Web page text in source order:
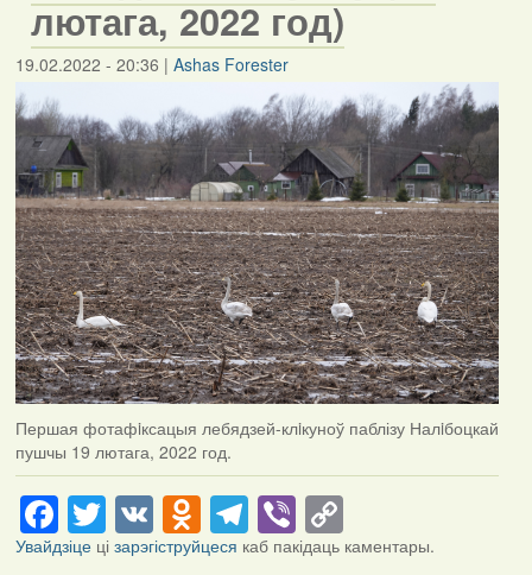
лютага, 2022 год)
19.02.2022 - 20:36 | Ashas Forester
Першая фотафiксацыя лебядзей-клiкуноў паблізу Налiбоцкай
пушчы 19 лютага, 2022 год.
Facebook
Twitter
VKOdnoklassniki
Telegram
ViberCopy
Link
Увайдзіцеці зарэгіструйцеся каб пакідаць каментары.